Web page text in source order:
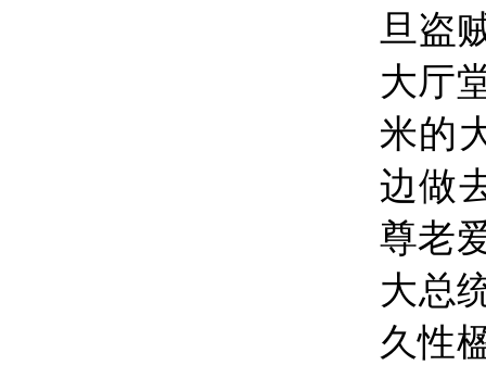
旦盗
大厅
米的
边做
尊老
大总
久性